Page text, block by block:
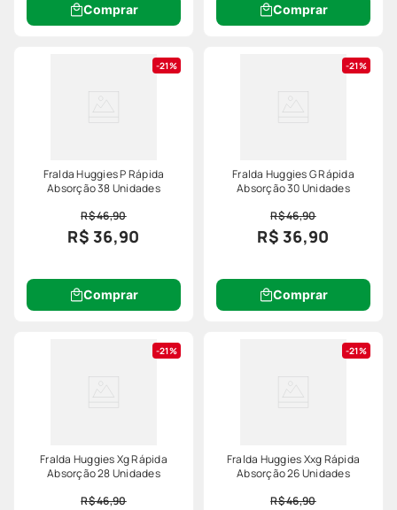
Comprar Comprar
21%
Fralda Huggies P Rápida
Absorção 38 Unidades
R$ 46,90
R$ 36,90
Comprar
21%
Fralda Huggies G Rápida
Absorção 30 Unidades
R$ 46,90
R$ 36,90
Comprar
21%
Fralda Huggies Xg Rápida
Absorção 28 Unidades
R$ 46,90
21%
Fralda Huggies Xxg Rápida
Absorção 26 Unidades
R$ 46,90